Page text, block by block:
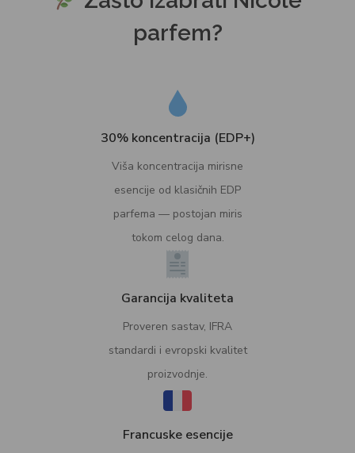
parfem?
30% koncentracija (EDP+)
Viša koncentracija mirisne
esencije od klasičnih EDP
parfema — postojan miris
tokom celog dana.
Garancija kvaliteta
Proveren sastav, IFRA
standardi i evropski kvalitet
proizvodnje.
Francuske esencije